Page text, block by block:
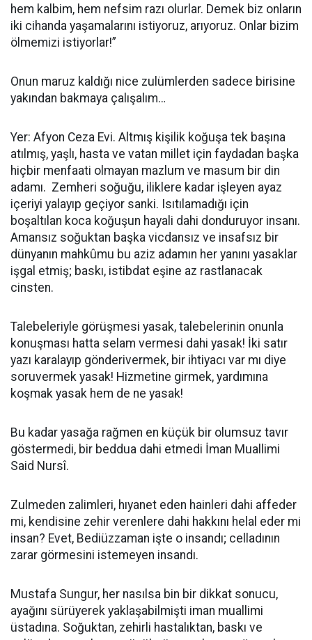
hem kalbim, hem nefsim razı olurlar. Demek biz onların
iki cihanda yaşamalarını istiyoruz, arıyoruz. Onlar bizim
ölmemizi istiyorlar!”
Onun maruz kaldığı nice zulümlerden sadece birisine
yakından bakmaya çalışalım…
Yer: Afyon Ceza Evi. Altmış kişilik koğuşa tek başına
atılmış, yaşlı, hasta ve vatan millet için faydadan başka
hiçbir menfaati olmayan mazlum ve masum bir din
adamı. Zemheri soğuğu, iliklere kadar işleyen ayaz
içeriyi yalayıp geçiyor sanki. Isıtılamadığı için
boşaltılan koca koğuşun hayali dahi donduruyor insanı.
Amansız soğuktan başka vicdansız ve insafsız bir
dünyanın mahkûmu bu aziz adamın her yanını yasaklar
işgal etmiş; baskı, istibdat eşine az rastlanacak
cinsten.
Talebeleriyle görüşmesi yasak, talebelerinin onunla
konuşması hatta selam vermesi dahi yasak! İki satır
yazı karalayıp gönderivermek, bir ihtiyacı var mı diye
soruvermek yasak! Hizmetine girmek, yardımına
koşmak yasak hem de ne yasak!
Bu kadar yasağa rağmen en küçük bir olumsuz tavır
göstermedi, bir beddua dahi etmedi İman Muallimi
Said Nursî.
Zulmeden zalimleri, hıyanet eden hainleri dahi affeder
mi, kendisine zehir verenlere dahi hakkını helal eder mi
insan? Evet, Bediüzzaman işte o insandı; celladının
zarar görmesini istemeyen insandı.
Mustafa Sungur, her nasılsa bin bir dikkat sonucu,
ayağını sürüyerek yaklaşabilmişti iman muallimi
üstadına. Soğuktan, zehirli hastalıktan, baskı ve